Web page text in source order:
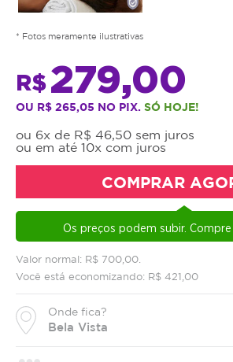
* Fotos meramente ilustrativas
Valor normal: R$ 700,00.
Você está economizando: R$ 421,00
Onde fica?
Bela Vista
R$279,00
OU R$ 265,05 NO PIX. SÓ HOJE!
ou 6x de R$ 46,50 sem juros
ou em até 10x com juros
COMPRAR
Os preços podem subir. Compre